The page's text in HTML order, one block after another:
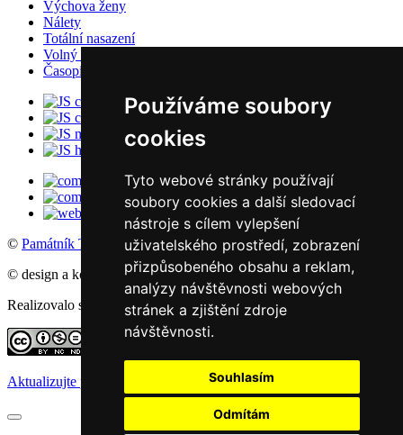
Používáme soubory
cookies
Tyto webové stránky používají
soubory cookies a další sledovací
nástroje s cílem vylepšení
uživatelského prostředí, zobrazení
přizpůsobeného obsahu a reklam,
analýzy návštěvnosti webových
stránek a zjištění zdroje
návštěvnosti.
Souhlasím
Odmítám
Výchova ženy
Nálety
Totální nasazení
Volný čas
Časopisy
© Památník Terezín
, 2016
© design a koncept: agemy s.r.o,Studio ThD, 2011
Realizovalo studio:
WebSite21
Aktualizujte předvolby souborů cookie